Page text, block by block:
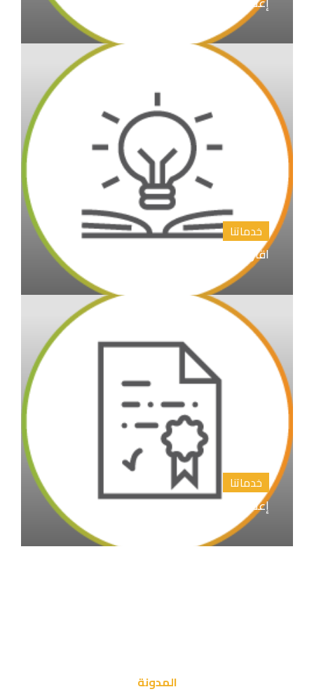
خدماتنا
اقتراح عناوين رسائل الماجستير والدكتوراة
خدماتنا
إعداد المقترح البحثي خطة البحث
المدونة